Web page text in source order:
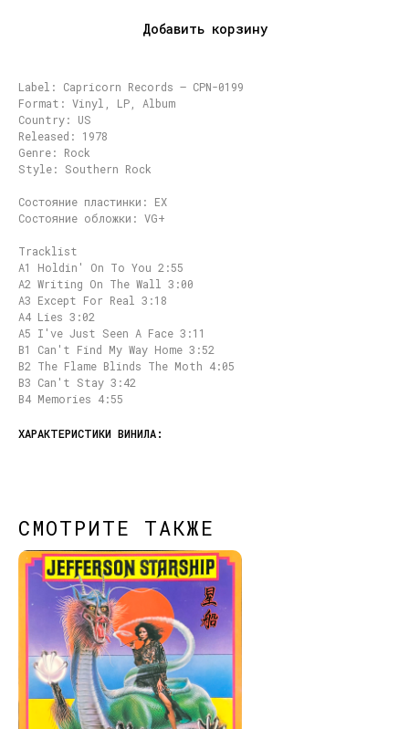
Добавить корзину
Label: Capricorn Records – CPN-0199
Format: Vinyl, LP, Album
Country: US
Released: 1978
Genre: Rock
Style: Southern Rock
Состояние пластинки: EX
Состояние обложки: VG+
Tracklist
A1 Holdin' On To You 2:55
A2 Writing On The Wall 3:00
A3 Except For Real 3:18
A4 Lies 3:02
A5 I've Just Seen A Face 3:11
B1 Can't Find My Way Home 3:52
B2 The Flame Blinds The Moth 4:05
B3 Can't Stay 3:42
B4 Memories 4:55
СМОТРИТЕ ТАКЖЕ
КОНТАКТЫ
info@dustybeats.ru
НАШИ ПРОЕКТЫ
Издательство